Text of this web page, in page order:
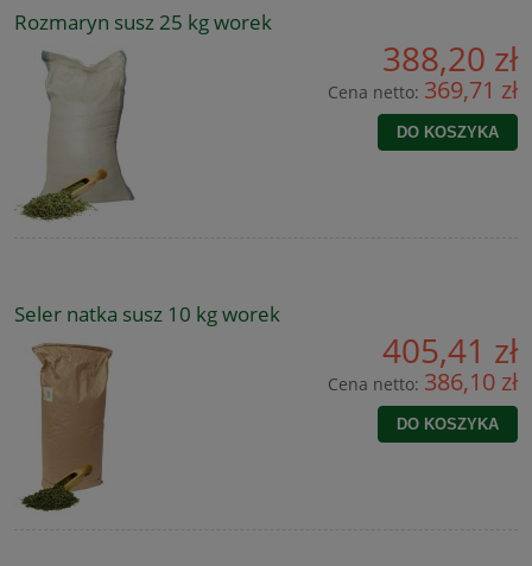
Rozmaryn susz 25 kg worek
388,20 zł
Cena netto: 369,71 zł
DO KOSZYKA
Seler natka susz 10 kg worek
405,41 zł
Cena netto: 386,10 zł
DO KOSZYKA